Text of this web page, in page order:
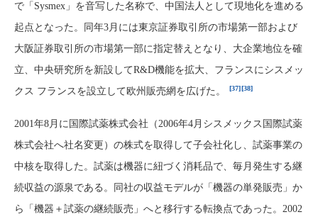
で「Sysmex」を音写した名称で、中国法人として現地化を進める
起点となった。同年3月には東京証券取引所の市場第一部および
大阪証券取引所の市場第一部に指定替えとなり、大企業地位を確
立、中央研究所を新設してR&D機能を拡大、フランスにシスメッ
クス フランスを設立して欧州販売網を広げた。
[37][38]
2001年8月に国際試薬株式会社（2006年4月シスメックス国際試薬
株式会社へ社名変更）の株式を取得して子会社化し、試薬事業の
中核を取得した。試薬は機器に紐づく消耗品で、毎月発生する継
続収益の源泉である。同社の収益モデルが「機器の単発販売」か
ら「機器＋試薬の継続販売」へと移行する転換点であった。2002